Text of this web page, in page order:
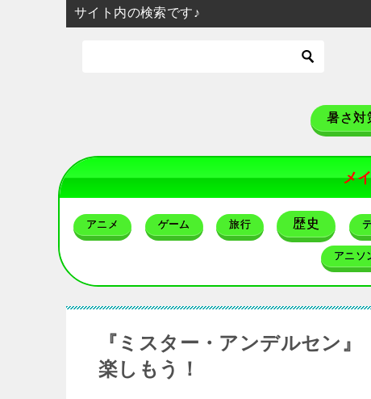
サイト内の検索です♪
暑さ対
メ
アニメ ゲーム 旅行 歴史
アニ
『ミスター・アンデルセン
楽しもう！